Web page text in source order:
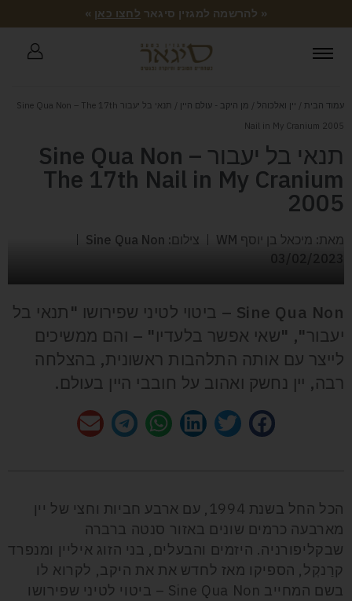
« להרשמה למגזין סיגאר לחצו כאן »
עמוד הבית / יין ואלכוהל / מן היקב - עולם היין
/ תנאי בל יעבור Sine Qua Non – The 17th
Nail in My Cranium 2005
תנאי בל יעבור Sine Qua Non –
The 17th Nail in My Cranium
2005
מאת: מיכאל בן יוסף WM
צילום: Sine Qua Non
03/02/2023
Sine Qua Non – ביטוי לטיני שפירושו "תנאי בל
יעבור", "שאי אפשר בלעדיו" – והם ממשיכים
לייצר עם אותה התלהבות ראשונית, בהצלחה
רבה, יין נחשק ואהוב על חובבי היין בעולם.
הכל החל בשנת 1994, עם ארבע חביות וחצי של יין
מארבעה כרמים שונים באזור סנטה ברברה
שבקליפורניה. היזמים והבעלים, בני הזוג איליין ומנפרד
קרַנקְל, הספיקו מאז לחדש את את היקב, לקרוא לו
בשם המחייב Sine Qua Non – ביטוי לטיני שפירושו